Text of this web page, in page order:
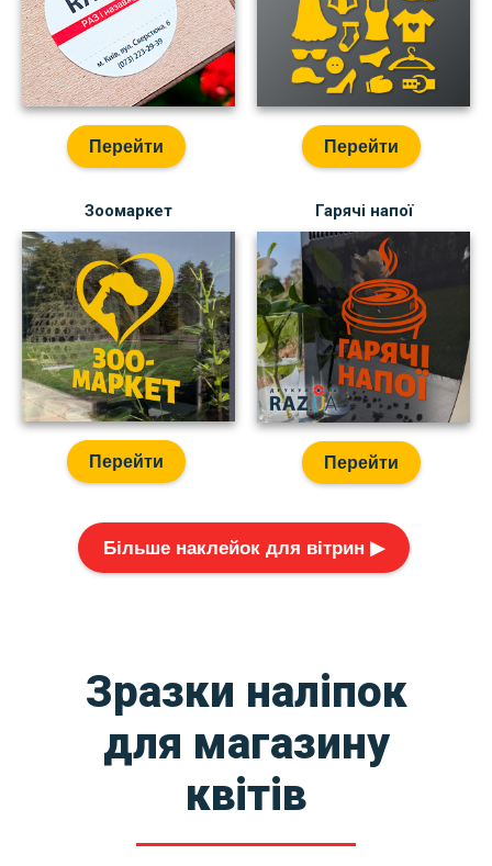
Перейти Перейти
Зоомаркет
Перейти
Гарячі напої
Перейти
Більше наклейок для вітрин ▶
Зразки наліпок
для магазину
квітів